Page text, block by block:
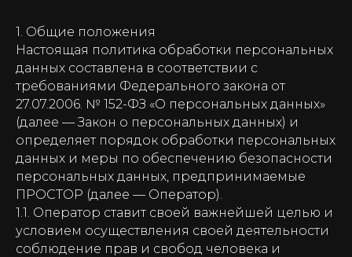
1. Общие положения
Настоящая политика обработки персональных
данных составлена в соответствии с
требованиями Федерального закона от
27.07.2006. № 152-ФЗ «О персональных данных»
(далее — Закон о персональных данных) и
определяет порядок обработки персональных
данных и меры по обеспечению безопасности
персональных данных, предпринимаемые
ПРОСТОР (далее — Оператор).
1.1. Оператор ставит своей важнейшей целью и
условием осуществления своей деятельности
соблюдение прав и свобод человека и